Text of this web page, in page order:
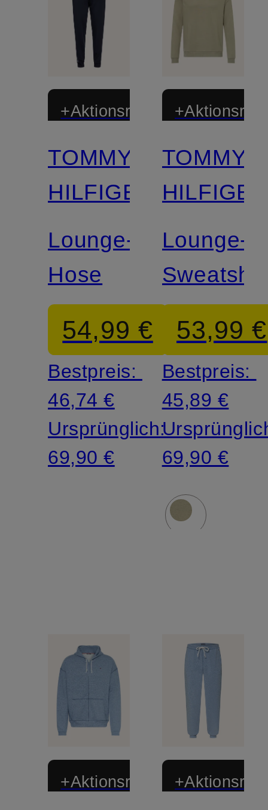
+Aktionsrabatt
TOMMY
HILFIGER
Lounge-
Hose
54,99 €
Bestpreis:
46,74 €
Ursprünglich:
69,90 €
Mix &
Match
TOMMY
Lounge-
53,99 €
Bestpreis:
45,89 €
69,90 €
+Aktionsrabatt